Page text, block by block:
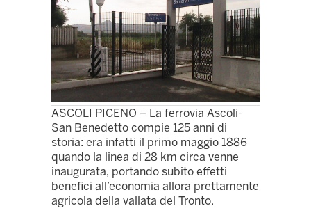
ASCOLI PICENO – La ferrovia Ascoli-
San Benedetto compie 125 anni di
storia: era infatti il primo maggio 1886
quando la linea di 28 km circa venne
inaugurata, portando subito effetti
benefici all’economia allora prettamente
agricola della vallata del Tronto.